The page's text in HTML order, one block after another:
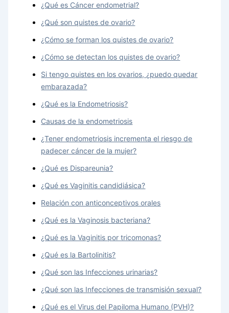
¿Qué es Cáncer endometrial?
¿Qué son quistes de ovario?
¿Cómo se forman los quistes de ovario?
¿Cómo se detectan los quistes de ovario?
Si tengo quistes en los ovarios, ¿puedo quedar
embarazada?
¿Qué es la Endometriosis?
Causas de la endometriosis
¿Tener endometriosis incrementa el riesgo de
padecer cáncer de la mujer?
¿Qué es Dispareunia?
¿Qué es Vaginitis candidiásica?
Relación con anticonceptivos orales
¿Qué es la Vaginosis bacteriana?
¿Qué es la Vaginitis por tricomonas?
¿Qué es la Bartolinitis?
¿Qué son las Infecciones urinarias?
¿Qué son las Infecciones de transmisión sexual?
¿Qué es el Virus del Papiloma Humano (PVH)?